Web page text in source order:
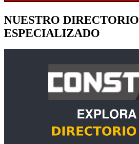
NUESTRO DIRECTORIO
ESPECIALIZADO